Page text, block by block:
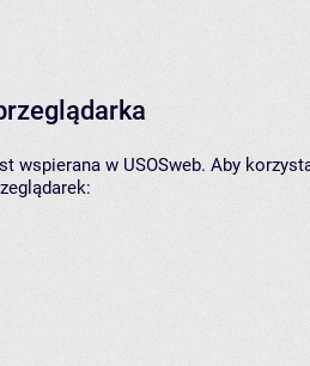
wspierana w USOSweb. Aby